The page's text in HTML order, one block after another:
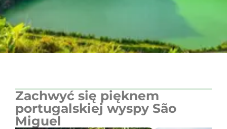
Zachwyć się pięknem
portugalskiej wyspy São
Miguel